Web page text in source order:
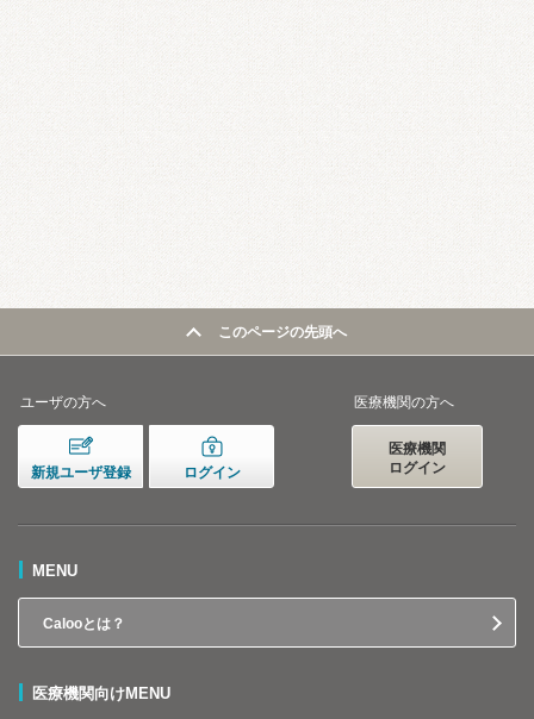
このページの先頭へ
ユーザの方へ
新規ユーザ登録 ログイン
医療機関の方へ
医療機関
ログイン
MENU
Calooとは？
医療機関向けMENU